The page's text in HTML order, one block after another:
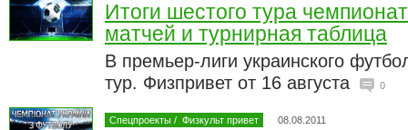
Итоги шестого тура
матчей и турнирная таблица
В премьер-лиги украинского
тур. Физпривет от 16 августа
0
Спецпроекты / Физкульт привет 08.08.2011